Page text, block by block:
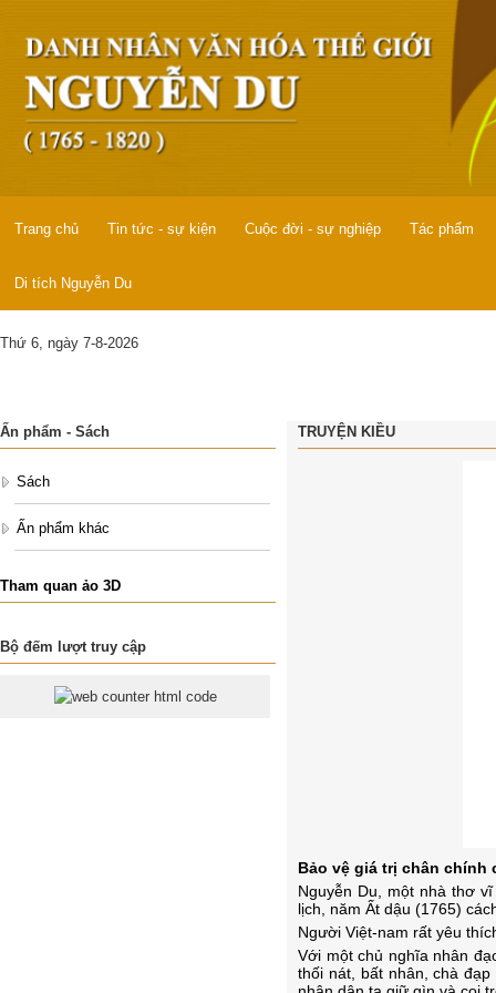
Trang chủ Tin tức - sự kiện Cuộc đời - sự nghiệp Tác phẩm
Di tích Nguyễn Du
Thứ 6, ngày 7-8-2026
Ấn phẩm - Sách
Sách
Ấn phẩm khác
Tham quan ảo 3D
Bộ đếm lượt truy cập
TRUYỆN KIỀU
Bảo vệ giá trị chân chính
Nguyễn Du, một nhà thơ vĩ
lịch, năm Ất dậu (1765)
Người Việt-nam rất yêu
Với một chủ nghĩa nhân đạ
thối nát, bất nhân, chà đạp